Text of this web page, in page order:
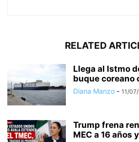
RELATED
Llega al Istmo
buque coreano
Diana Manzo - 11/
Trump frena
MEC a 16 años